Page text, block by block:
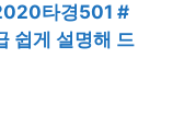
타경501 #
쉽게 설명해 드